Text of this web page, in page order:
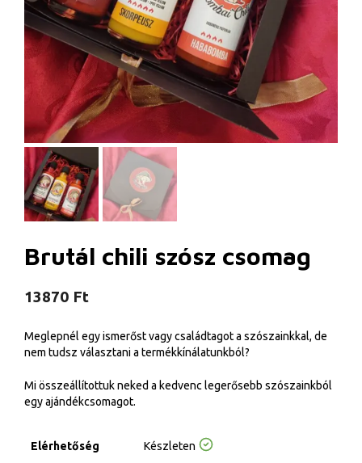
Brutál chili szósz csomag
13870 Ft
Meglepnél egy ismerőst vagy családtagot a szószainkkal, de
nem tudsz választani a termékkínálatunkból?
Mi összeállítottuk neked a kedvenc legerősebb szószainkból
egy ajándékcsomagot.
Elérhetőség Készleten